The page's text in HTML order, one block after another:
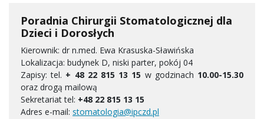
Poradnia Chirurgii Stomatologicznej dla
Dzieci i Dorosłych
Kierownik: dr n.med. Ewa Krasuska-Sławińska
Lokalizacja: budynek D, niski parter, pokój 04
Zapisy: tel. + 48 22 815 13 15 w godzinach 10.00-15.30
oraz drogą mailową
Sekretariat tel: +48 22 815 13 15
Adres e-mail: stomatologia@ipczd.pl